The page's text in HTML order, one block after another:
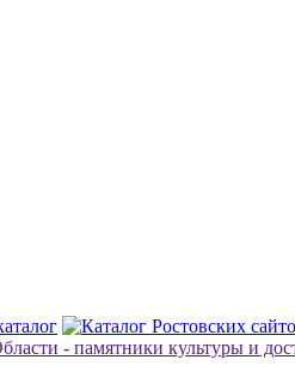
- памятники культуры и